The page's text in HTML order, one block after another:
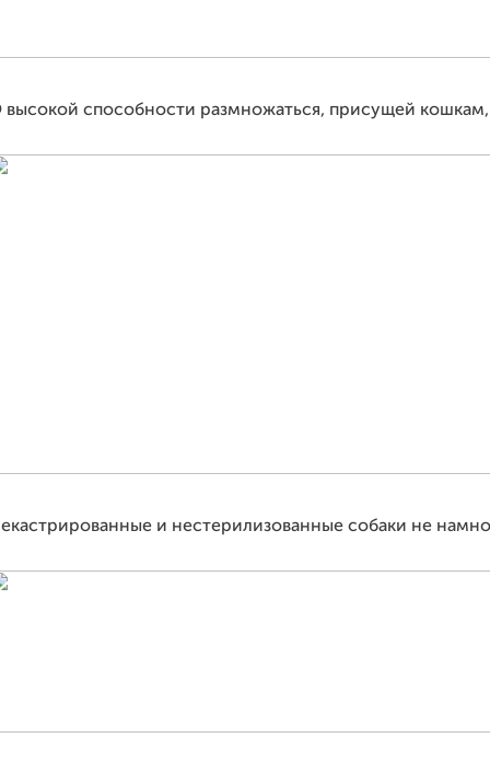
высокой способности размножаться, присущей кошкам,
и нестерилизованные собаки не